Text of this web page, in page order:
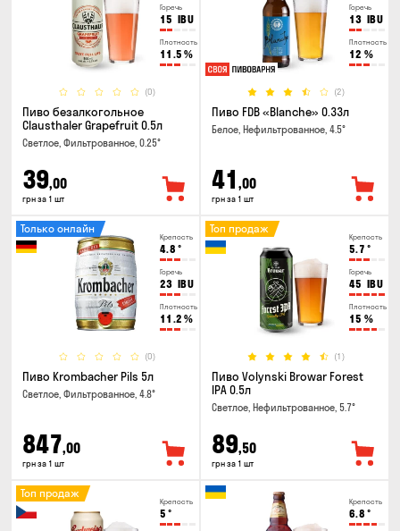
Горечь
15 IBU
Плотность
11.5 %
(0)
Пиво безалкогольное
Clausthaler Grapefruit 0.5л
Светлое, Фильтрованное, 0.25°
39,00
грн за 1 шт
Горечь
13 IBU
Плотность
12 %
(2)
Пиво FDB «Blanche» 0.33л
Белое, Нефильтрованное, 4.5°
41 ,00
грн за 1 шт
Крепость
4.8 °
Горечь
23 IBU
Плотность
11.2 %
(0)
Только онлайн
Пиво Krombacher Pils 5л
Светлое, Фильтрованное, 4.8°
847,00
грн за 1 шт
Крепость
5.7 °
Горечь
45 IBU
Плотность
15 %
(1)
Топ продаж
Пиво Volynski Browar Forest
IPA 0.5л
Светлое, Нефильтрованное, 5.7°
89,50
грн за 1 шт
Крепость
5 °
Топ продаж
Крепость
6.8 °